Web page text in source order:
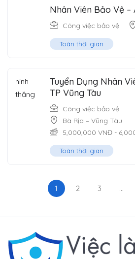
Nhân Viên Bảo Vệ –
Công việc bảo vệ
Toàn thời gian
Tuyển Dụng Nhân
TP Vũng Tàu
Công việc bảo vệ
Bà Rịa – Vũng Tàu
5,000,000 VNĐ -
Toàn thời gian
1 2 3 …